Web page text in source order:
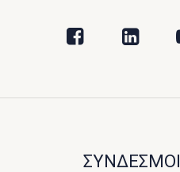
ΣΥΝΔΕΣΜΟΙ